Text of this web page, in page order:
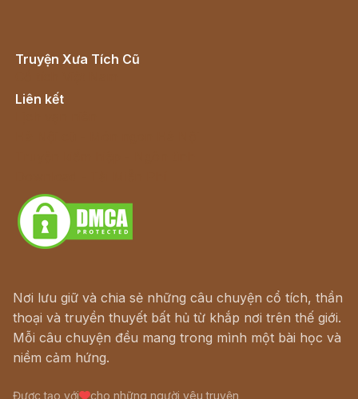
Truyện Xưa Tích Cũ
Liên kết
Nơi lưu giữ và chia sẻ những câu chuyện cổ tích, thần
thoại và truyền thuyết bất hủ từ khắp nơi trên thế giới.
Mỗi câu chuyện đều mang trong mình một bài học và
niềm cảm hứng.
Được tạo với cho những người yêu truyện